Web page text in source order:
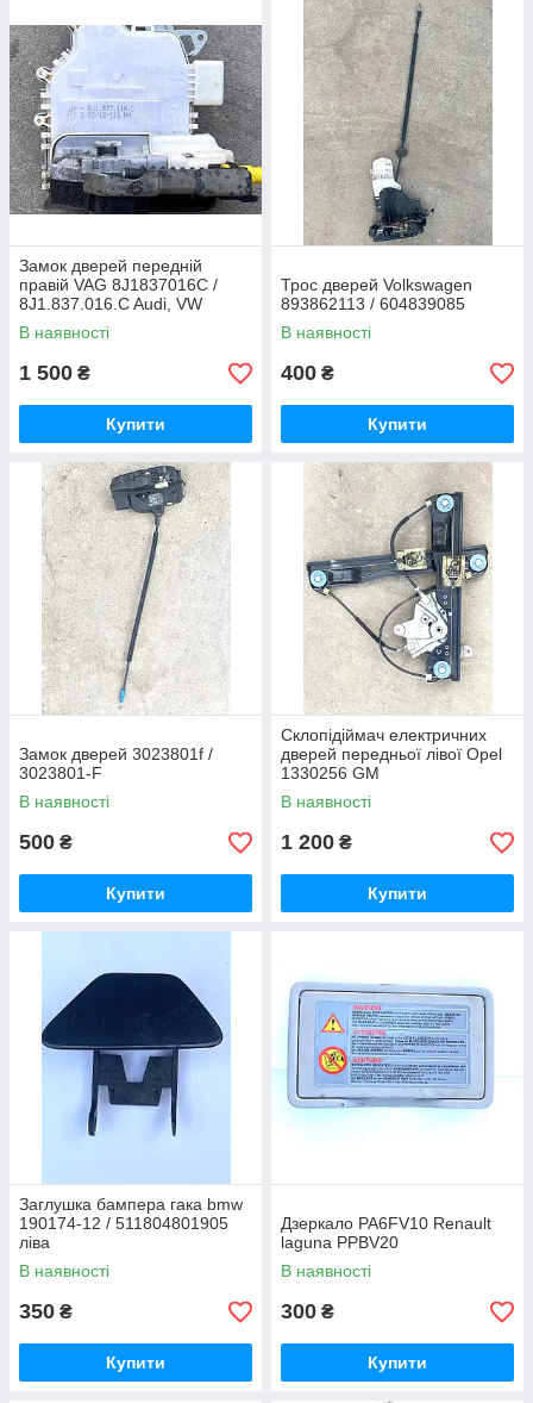
Замок дверей передній
правій VAG 8J1837016C /
8J1.837.016.C Audi, VW
Passat
В наявності
1 500 ₴
Купити
Трос дверей Volkswagen
893862113 / 604839085
В наявності
400 ₴
Купити
Замок дверей 3023801f /
3023801-F
В наявності
500 ₴
Купити
Склопідіймач електричних
дверей передньої лівої Opel
1330256 GM
В наявності
1 200 ₴
Купити
Заглушка бампера гака bmw
190174-12 / 511804801905
ліва
В наявності
350 ₴
Купити
Дзеркало PA6FV10 Renault
laguna PPBV20
В наявності
300 ₴
Купити